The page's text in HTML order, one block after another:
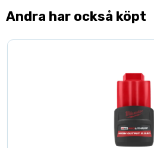
Andra har också köpt